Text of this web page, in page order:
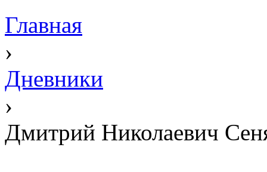
Главная
›
Дневники
›
Дмитрий Николаевич